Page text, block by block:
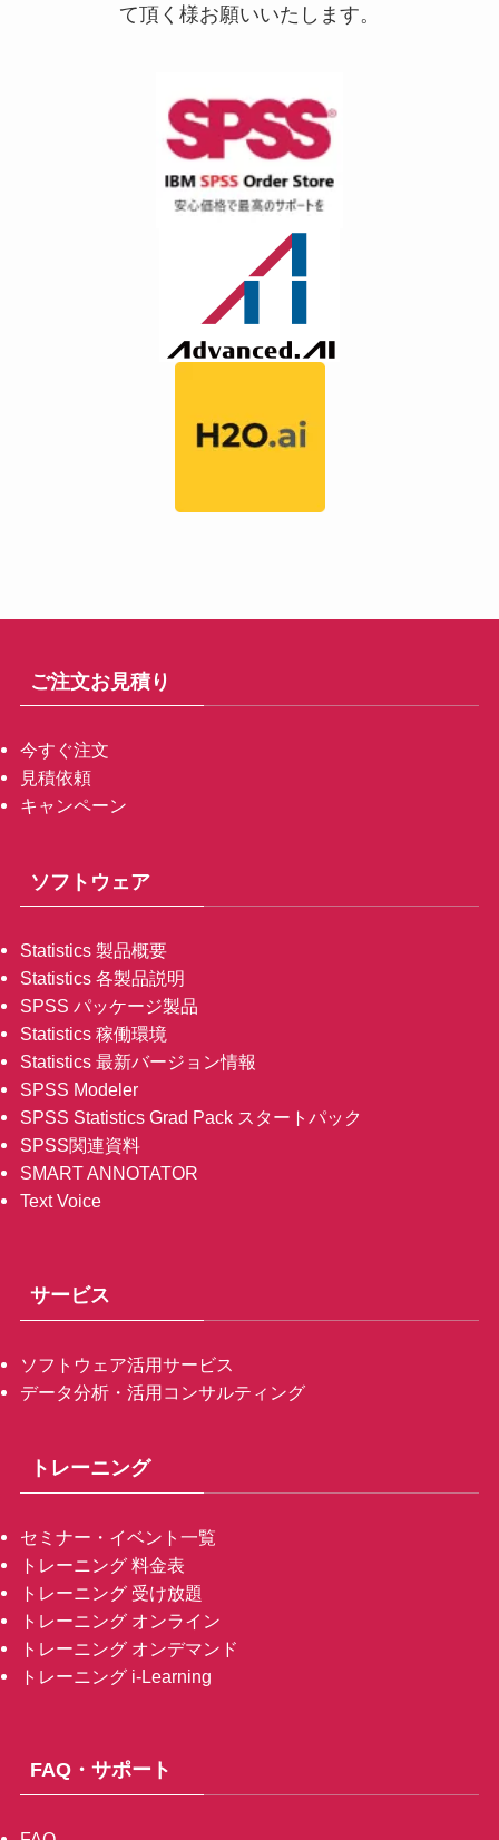
て頂く様お願いいたします。
ご注文お見積り
今すぐ注文
見積依頼
キャンペーン
ソフトウェア
Statistics 製品概要
Statistics 各製品説明
SPSS パッケージ製品
Statistics 稼働環境
Statistics 最新バージョン情報
SPSS Modeler
SPSS Statistics Grad Pack スタートパック
SPSS関連資料
SMART ANNOTATOR
Text Voice
サービス
ソフトウェア活用サービス
データ分析・活用コンサルティング
トレーニング
セミナー・イベント一覧
トレーニング 料金表
トレーニング 受け放題
トレーニング オンライン
トレーニング オンデマンド
トレーニング i-Learning
FAQ・サポート